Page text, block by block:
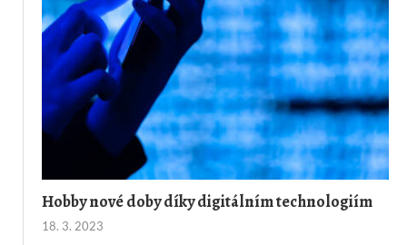
Hobby nové doby díky digitálním technologiím
18. 3. 2023